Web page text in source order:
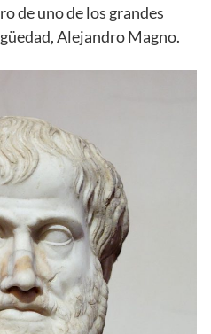
de uno de los grandes
Alejandro Magno.